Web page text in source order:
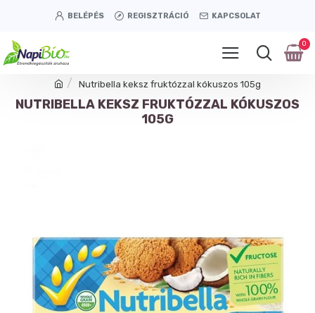
BELÉPÉS REGISZTRÁCIÓ KAPCSOLAT
0
Nutribella keksz fruktózzal kókuszos 105g
NUTRIBELLA KEKSZ FRUKTÓZZAL KÓKUSZOS
105G